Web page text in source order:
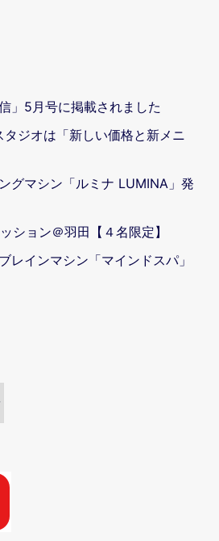
」5月号に掲載されました
ジオは「新しい価格と新メニ
グマシン「ルミナ LUMINA」発
ション＠羽田【４名限定】
レインマシン「マインドスパ」